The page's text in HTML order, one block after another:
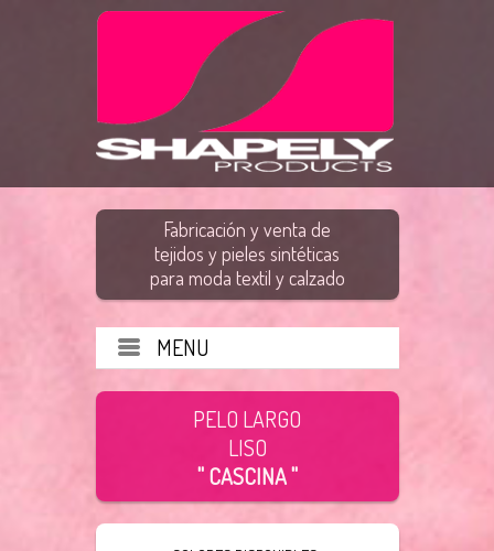
Fabricación y venta de
tejidos y pieles sintéticas
para moda textil y calzado
MENU
PELO LARGO
LISO
" CASCINA "